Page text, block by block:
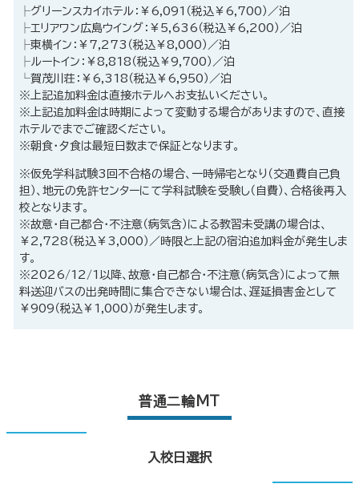
├グリーンスカイホテル：￥6,091（税込￥6,700）／泊
├エリアワン広島ウイング：￥5,636（税込￥6,200）／泊
├東横イン：￥7,273（税込￥8,000）／泊
├ルートイン：￥8,818（税込￥9,700）／泊
└賀茂川荘：￥6,318（税込￥6,950）／泊
※上記追加料金は直接ホテルへお支払いください。
※上記追加料金は時期によって変動する場合がありますので、直接
ホテルでまでご確認ください。
※朝食・夕食は最短日数まで保証となります。
※仮免学科試験3回不合格の場合、一時帰宅となり（交通費自己負
担）、地元の免許センターにて学科試験を受験し（自費）、合格後再入
校となります。
※故意・自己都合・不注意（病気含）による教習未受講の場合は、
￥2,728（税込￥3,000）／時限と上記の宿泊追加料金が発生しま
す。
※2026/12/1以降、故意・自己都合・不注意（病気含）によって無
料送迎バスの出発時間に集合できない場合は、遅延損害金として
￥909（税込￥1,000）が発生します。
普通二輪MT
入校日選択